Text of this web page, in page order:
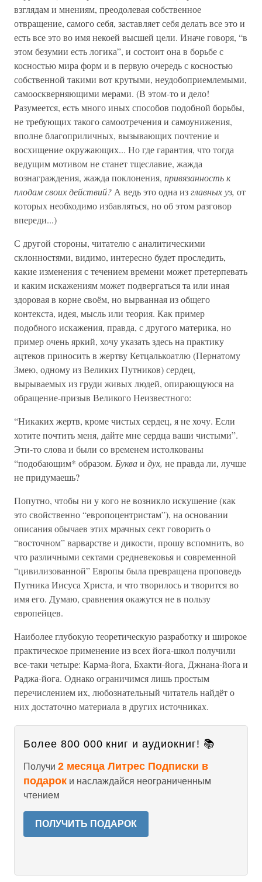
взглядам и мнениям, преодолевая собственное
отвращение, самого себя, заставляет себя делать все это и
есть все это во имя некоей высшей цели. Иначе говоря, “в
этом безумии есть логика”, и состоит она в борьбе с
косностью мира форм и в первую очередь с косностью
собственной такими вот крутыми, неудобоприемлемыми,
самооскверняющими мерами. (В этом-то и дело!
Разумеется, есть много иных способов подобной борьбы,
не требующих такого самоотречения и самоунижения,
вполне благоприличных, вызывающих почтение и
восхищение окружающих... Но где гарантия, что тогда
ведущим мотивом не станет тщеславие, жажда
вознаграждения, жажда поклонения, привязанность к
плодам своих действий? А ведь это одна изглавных уз, от
которых необходимо избавляться, но об этом разговор
впереди...)
С другой стороны, читателю с аналитическими
склонностями, видимо, интересно будет проследить,
какие изменения с течением времени может претерпевать
и каким искажениям может подвергаться та или иная
здоровая в корне своём, но вырванная из общего
контекста, идея, мысль или теория. Как пример
подобного искажения, правда, с другого материка, но
пример очень яркий, хочу указать здесь на практику
ацтеков приносить в жертву Кетцалькоатлю (Пернатому
Змею, одному из Великих Путников) сердец,
вырываемых из груди живых людей, опирающуюся на
обращение-призыв Великого Неизвестного:
“Никаких жертв, кроме чистых сердец, я не хочу. Если
хотите почтить меня, дайте мне сердца ваши чистыми”.
Эти-то слова и были со временем истолкованы
“подобающим* образом. Букваи дух, не правда ли, лучше
не придумаешь?
Попутно, чтобы ни у кого не возникло искушение (как
это свойственно “европоцентристам”), на основании
описания обычаев этих мрачных сект говорить о
“восточном” варварстве и дикости, прошу вспомнить, во
что различными сектами средневековья и современной
“цивилизованной” Европы была превращена проповедь
Путника Иисуса Христа, и что творилось и творится во
имя его. Думаю, сравнения окажутся не в пользу
европейцев.
Наиболее глубокую теоретическую разработку и широкое
практическое применение из всех йога-школ получили
все-таки четыре: Карма-йога, Бхакти-йога, Джнана-йога и
Раджа-йога. Однако ограничимся лишь простым
перечислением их, любознательный читатель найдёт о
них достаточно материала в других источниках.
Более 800 000 книг и аудиокниг! 📚
Получи 2 месяца Литрес Подписки в
подарок и наслаждайся неограниченным
чтением
ПОЛУЧИТЬ ПОДАРОК